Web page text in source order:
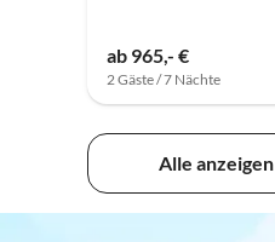
ab 965,- €
2 Gäste / 7 Nächte
Alle anzeigen